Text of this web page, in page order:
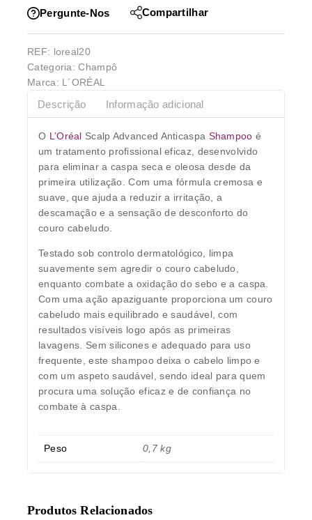
Pergunte-Nos Compartilhar
REF: loreal20
Categoria:Champô
Marca: L´ORÉAL
Descrição Informação adicional
O L’Oréal Scalp Advanced Anticaspa Shampoo é
um tratamento profissional eficaz, desenvolvido
para eliminar a caspa seca e oleosa desde da
primeira utilização. Com uma fórmula cremosa e
suave, que ajuda a reduzir a irritação, a
descamação e a sensação de desconforto do
couro cabeludo.
Testado sob controlo dermatológico, limpa
suavemente sem agredir o couro cabeludo,
enquanto combate a oxidação do sebo e a caspa.
Com uma ação apaziguante proporciona um couro
cabeludo mais equilibrado e saudável, com
resultados visíveis logo após as primeiras
lavagens. Sem silicones e adequado para uso
frequente, este shampoo deixa o cabelo limpo e
com um aspeto saudável, sendo ideal para quem
procura uma solução eficaz e de confiança no
combate à caspa.
Peso 0,7 kg
Produtos Relacionados